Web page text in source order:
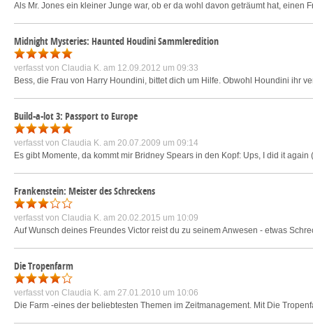
Als Mr. Jones ein kleiner Junge war, ob er da wohl davon geträumt hat,
Midnight Mysteries: Haunted Houdini Sammleredition
verfasst von Claudia K. am 12.09.2012 um 09:33
Bess, die Frau von Harry Houndini, bittet dich um Hilfe. Obwohl Houndini ihr
Build-a-lot 3: Passport to Europe
verfasst von Claudia K. am 20.07.2009 um 09:14
Es gibt Momente, da kommt mir Bridney Spears in den Kopf: Ups, I did it
Frankenstein: Meister des Schreckens
verfasst von Claudia K. am 20.02.2015 um 10:09
Auf Wunsch deines Freundes Victor reist du zu seinem Anwesen - etwas
Die Tropenfarm
verfasst von Claudia K. am 27.01.2010 um 10:06
Die Farm -eines der beliebtesten Themen im Zeitmanagement. Mit Die